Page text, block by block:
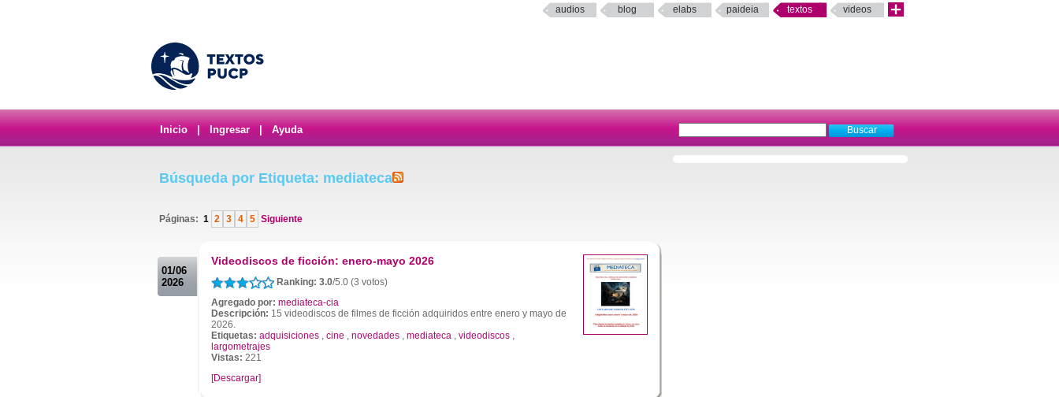
audios blog elabs paideia textos videos
Inicio Ingresar Ayuda
Búsqueda por Etiqueta: mediateca
Páginas: 1 2 3 4 5 Siguiente
01/06
2026
Videodiscos de ficción: enero-mayo 2026
Ranking: 3.0/5.0 (3 votos)
Agregado por: mediateca-cia
Descripción: 15 videodiscos de filmes de ficción adquiridos entre enero y mayo de
2026.
Etiquetas: adquisiciones , cine , novedades , mediateca , videodiscos ,
largometrajes
Vistas: 221
[Descargar]